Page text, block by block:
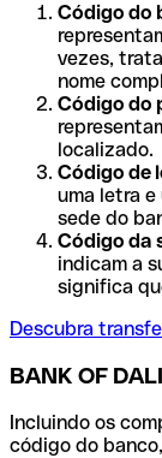
Código do
vezes,
nome
Código do
localizado.
Código de
uma letra e
sede do
Código da
indicam a
significa
Descubra
BANK OF
Incluindo os
código do